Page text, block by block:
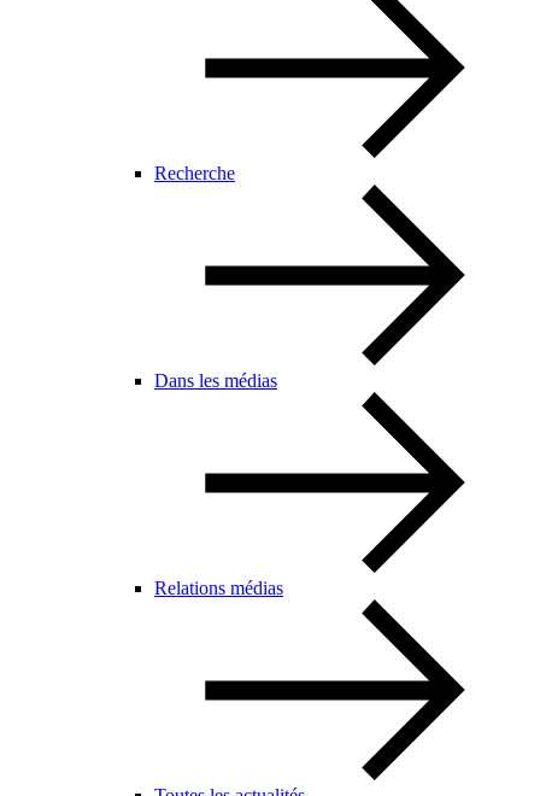
Recherche
Dans les médias
Relations médias